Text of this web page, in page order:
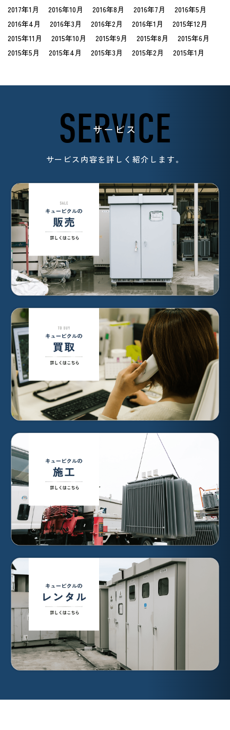
2017年1月 2016年10月 2016年8月 2016年7月
2016年5月
2016年4月
2016年3月 2016年2月 2016年1月
2015年12月
2015年11月
2015年10月 2015年9月 2015年8月
2015年6月
2015年5月
2015年4月 2015年3月 2015年2月 2015年1月
SERVICE
サービス
サービス内容を詳しく紹介します。